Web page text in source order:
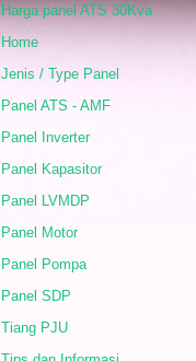
Harga panel ATS 30Kva
Home
Jenis / Type Panel
Panel ATS - AMF
Panel Inverter
Panel Kapasitor
Panel LVMDP
Panel Motor
Panel Pompa
Panel SDP
Tiang PJU